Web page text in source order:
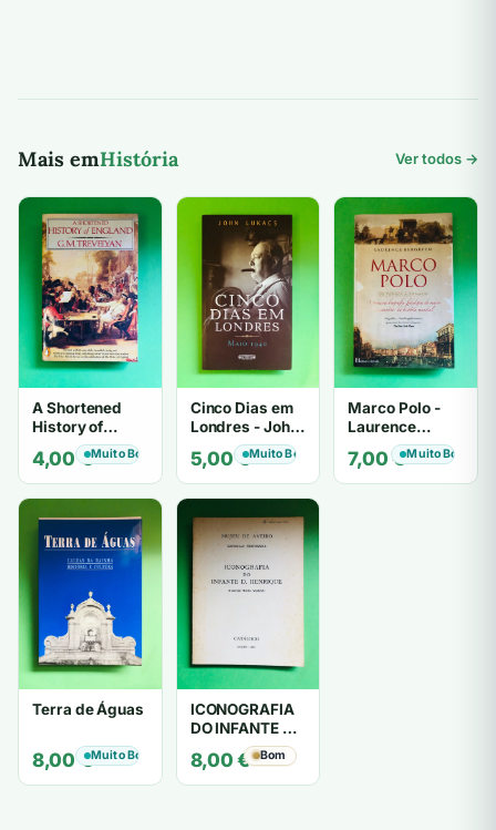
Mais emHistória Ver todos →
A Shortened
History of
England - G. M.
Trevelyan
4,00€Muito Bom
Cinco Dias em
Londres - John
Lukacs
5,00€Muito Bom
Marco Polo -
Laurence
Bergreen
7,00€Muito Bom
Terra de Águas
8,00€Muito Bom
ICONOGRAFIA
DO INFANTE D.
HENRIQUE
8,00€ Bom